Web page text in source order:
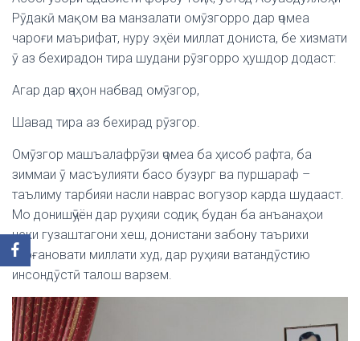
Рӯдакӣ мақом ва манзалати омӯзгорро дар ҷомеа
чароғи маърифат, нуру эҳёи миллат дониста, бе хизмати
ӯ аз бехирадон тира шудани рӯзгорро ҳушдор додаст:
Агар дар ҷаҳон набвад омӯзгор,
Шавад тира аз бехирад рӯзгор.
Омӯзгор машъалафрӯзи ҷомеа ба ҳисоб рафта, ба
зиммаи ӯ масъулияти басо бузург ва пуршараф –
таълиму тарбияи насли наврас вогузор карда шудааст.
Мо донишҷӯён дар руҳияи содиқ будан ба анъанаҳои
неки гузаштагони хеш, донистани забону таърихи
пурғановати миллати худ, дар руҳияи ватандӯстию
инсондӯстӣ талош варзем.